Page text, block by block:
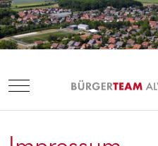
Mobile Menu Toggle